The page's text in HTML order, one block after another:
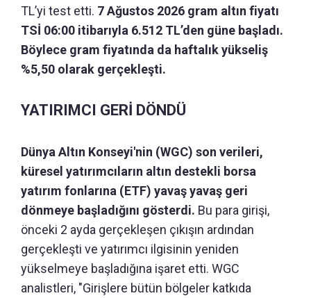
TL’yi test etti. 7 Ağustos 2026 gram altın fiyatı
TSİ 06:00 itibarıyla 6.512 TL’den güne başladı.
Böylece gram fiyatında da haftalık yükseliş
%5,50 olarak gerçekleşti.
YATIRIMCI GERİ DÖNDÜ
Dünya Altın Konseyi'nin (WGC) son verileri,
küresel yatırımcıların altın destekli borsa
yatırım fonlarına (ETF) yavaş yavaş geri
dönmeye başladığını gösterdi. Bu para girişi,
önceki 2 ayda gerçekleşen çıkışın ardından
gerçekleşti ve yatırımcı ilgisinin yeniden
yükselmeye başladığına işaret etti. WGC
analistleri, "Girişlere bütün bölgeler katkıda